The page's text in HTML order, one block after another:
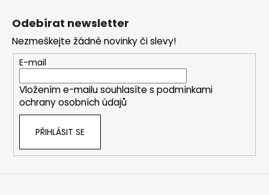
Odebírat newsletter
Nezmeškejte žádné novinky či slevy!
E-mail
Vložením e-mailu souhlasíte s podmínkami
ochrany osobních údajů
PŘIHLÁSIT SE